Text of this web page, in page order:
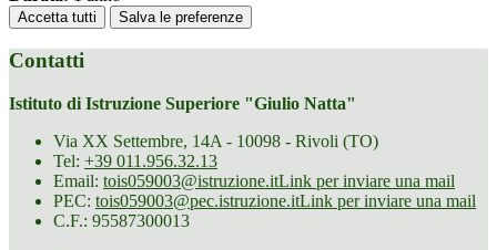
Accetta tutti Salva le preferenze
Contatti
Istituto di Istruzione Superiore "Giulio Natta"
Via XX Settembre, 14A - 10098 - Rivoli (TO)
Tel: +39 011.956.32.13
Email: tois059003@istruzione.itLink per inviare una mail
PEC: tois059003@pec.istruzione.itLink per inviare una mail
C.F.: 95587300013